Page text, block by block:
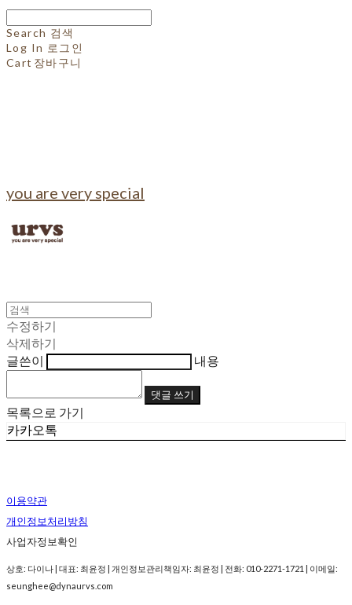
Search 검색
Log In 로그인
Cart 장바구니
you are very special
수정하기
삭제하기
글쓴이
내용
댓글 쓰기
목록으로 가기
카카오톡
이용약관
개인정보처리방침
사업자정보확인
상호: 다이나 | 대표: 최윤정 | 개인정보관리책임자: 최윤정 | 전화: 010-2271-1721 | 이메일:
seunghee@dynaurvs.com